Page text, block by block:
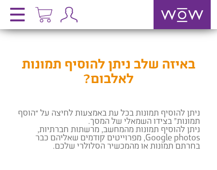
באיזה שלב ניתן להוסיף תמונות
לאלבום?
ניתן להוסיף תמונות בכל עת באמצעות לחיצה על “הוסף
תמונות” בצידו השמאלי של המסך.
ניתן להוסיף תמונות מהמחשב, מרשתות חברתיות,
Google photos, מפרוייטים קודמים שאליהם כבר
בחרתם תמונות או מהמכשיר הסלולרי שלכם.